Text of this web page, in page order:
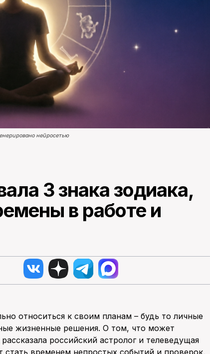
нейросетью
3 знака зодиака,
в работе и
относиться к своим планам – будь то личные
жизненные решения. О том, что может
российский астролог и телеведущая
временем непростых событий и проверок,